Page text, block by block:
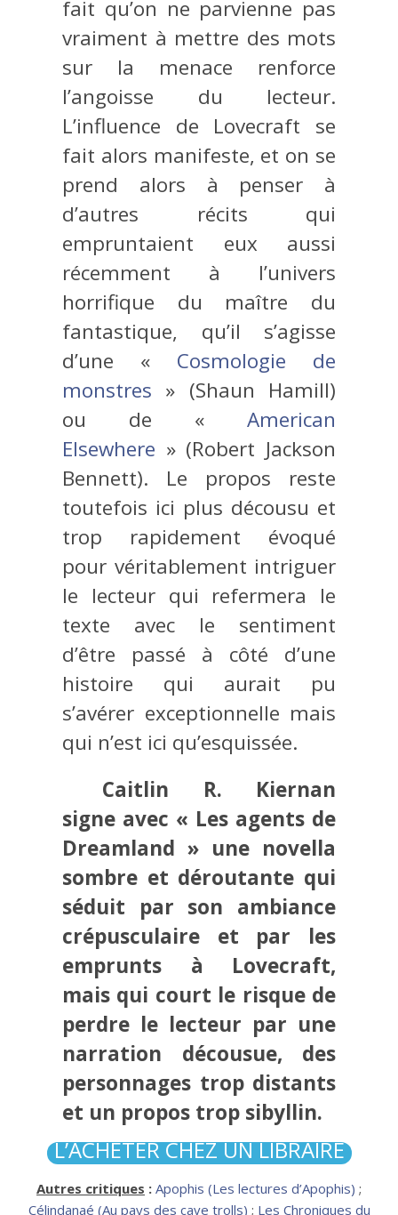
fait qu’on ne parvienne pas
vraiment à mettre des mots
sur la menace renforce
l’angoisse du lecteur.
L’influence de Lovecraft se
fait alors manifeste, et on se
prend alors à penser à
d’autres récits qui
empruntaient eux aussi
récemment à l’univers
horrifique du maître du
fantastique, qu’il s’agisse
d’une « Cosmologie de
monstres » (Shaun Hamill)
ou de « American
Elsewhere » (Robert Jackson
Bennett). Le propos reste
toutefois ici plus décousu et
trop rapidement évoqué
pour véritablement intriguer
le lecteur qui refermera le
texte avec le sentiment
d’être passé à côté d’une
histoire qui aurait pu
s’avérer exceptionnelle mais
qui n’est ici qu’esquissée.
Caitlin R. Kiernan
signe avec « Les agents de
Dreamland » une novella
sombre et déroutante qui
séduit par son ambiance
crépusculaire et par les
emprunts à Lovecraft,
mais qui court le risque de
perdre le lecteur par une
narration décousue, des
personnages trop distants
et un propos trop sibyllin.
L’ACHETER CHEZ UN LIBRAIRE
Autres critiques : Apophis (Les lectures d’Apophis) ;
Célindanaé (Au pays des cave trolls) ; Les Chroniques du